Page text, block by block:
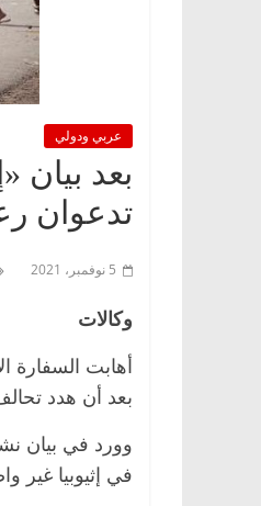
عربي ودولي
بعد بيان
تدعوان
5 نوفمبر، 2021
وكالات
أهابت السفارة
بعد أن هدد
وورد في بيان
في إثيوبيا غير